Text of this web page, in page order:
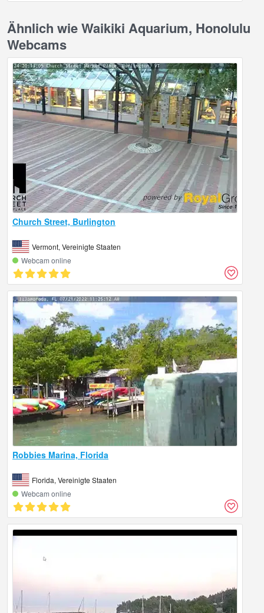
Ähnlich wie Waikiki Aquarium, Honolulu
Webcams
Church Street, Burlington
Vermont, Vereinigte Staaten
Webcam online
Robbies Marina, Florida
Florida, Vereinigte Staaten
Webcam online